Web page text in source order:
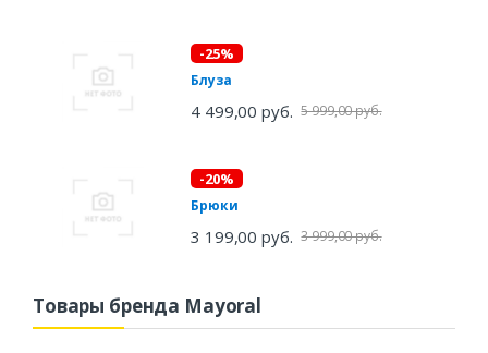
-25%
Блуза
4 499,00 руб. 5 999,00 руб.
-20%
Брюки
3 199,00 руб. 3 999,00 руб.
Товары бренда Mayoral